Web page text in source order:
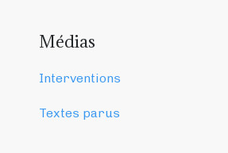
Médias
Interventions
Textes parus